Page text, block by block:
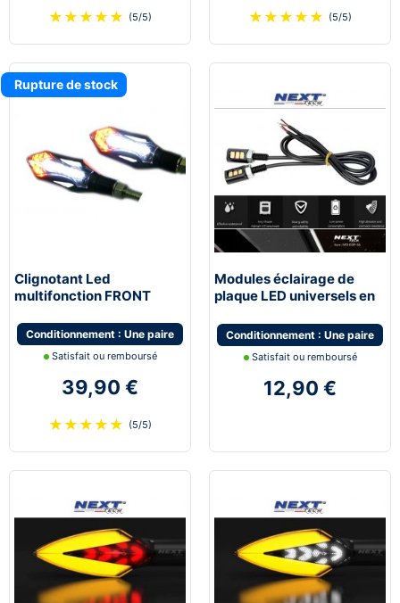
★ ★ ★ ★ ★ (5/5) ★ ★ ★ ★ ★ (5/5)
Rupture de stock
Clignotant Led
multifonction FRONT
moto scooter quad
Conditionnement : Une paire
Satisfait ou remboursé
39,90 €
★ ★ ★ ★ ★ (5/5)
Modules éclairage de
plaque LED universels en
Conditionnement : Une paire
Satisfait ou remboursé
12,90 €